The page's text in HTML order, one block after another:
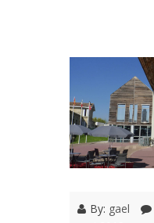
By: gael